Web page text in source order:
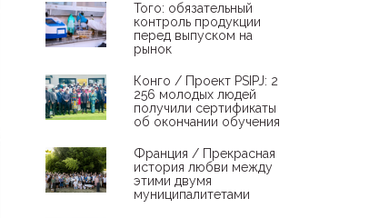
Того: обязательный
контроль продукции
перед выпуском на
рынок
Конго / Проект PSIPJ: 2
256 молодых людей
получили сертификаты
об окончании обучения
Франция / Прекрасная
история любви между
этими двумя
муниципалитетами